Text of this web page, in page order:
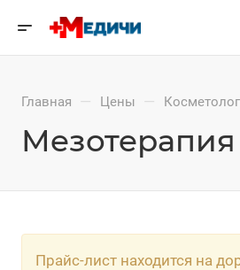
Главная — Цены —
Мезотерапия
Прайс-лист находится на